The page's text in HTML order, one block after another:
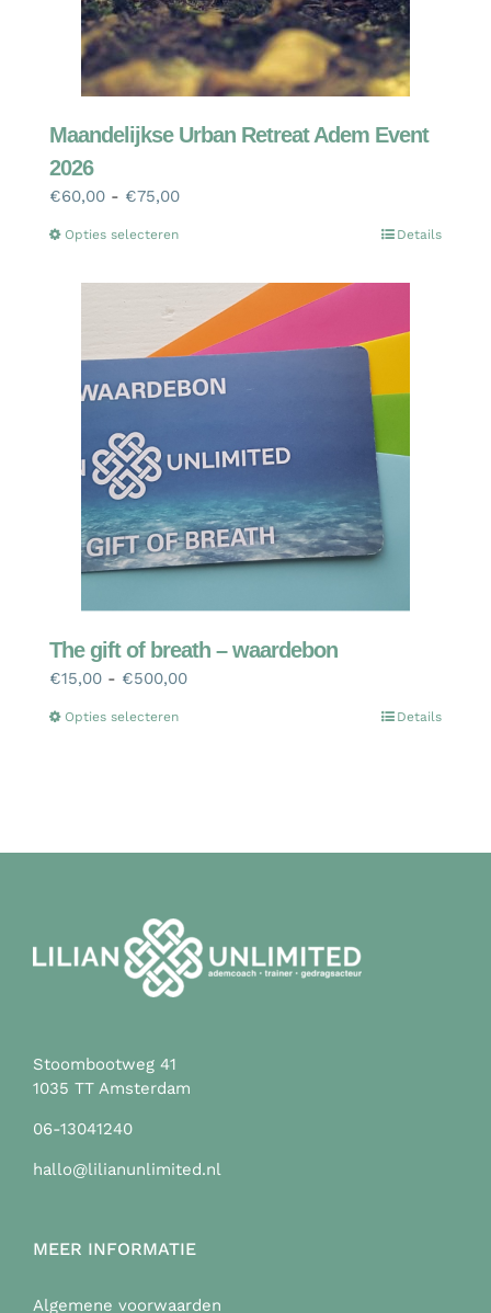
Maandelijkse Urban Retreat Adem Event
2026
€60,00 - €75,00Prijsklasse:
Opties selecterenDit
heeft
meerdere
variaties.
Deze
optie
worden
op
de
productpagina
Details
The gift of breath – waardebon
€15,00 - €500,00Prijsklasse:
Opties selecterenDit
worden
op
de
Details
Stoombootweg 41
1035 TT Amsterdam
06-13041240
hallo@lilianunlimited.nl
MEER INFORMATIE
Algemene voorwaarden